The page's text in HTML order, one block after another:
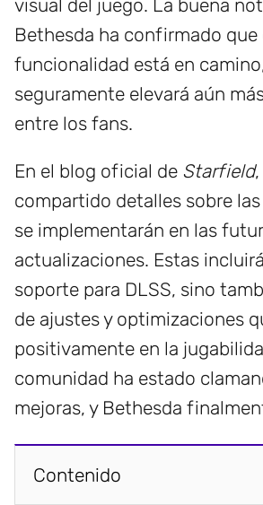
visual del juego. La buena
Bethesda ha confirmado que
funcionalidad está en
seguramente elevará aún
entre los fans.
En el blog oficial de Starfield
compartido detalles sobre
se implementarán en las
actualizaciones. Estas
soporte para DLSS, sino
de ajustes y optimizaciones
positivamente en la
comunidad ha estado
mejoras, y Bethesda
Contenido